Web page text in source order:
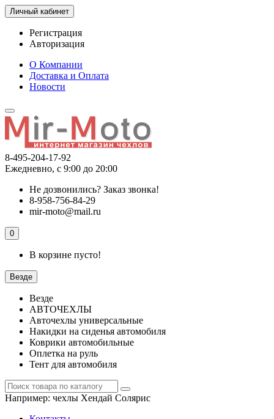
Личный кабинет
Регистрация
Авторизация
О Компании
Доставка и Оплата
Новости
8-495-204-17-92
Ежедневно, с 9:00 до 20:00
Не дозвонились? Заказ звонка!
8-958-756-84-29
mir-moto@mail.ru
0
В корзине пусто!
Везде
Везде
АВТОЧЕХЛЫ
Авточехлы универсальные
Накидки на сиденья автомобиля
Коврики автомобильные
Оплетка на руль
Тент для автомобиля
Например: чехлы Хендай Солярис